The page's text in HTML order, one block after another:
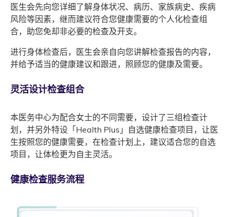
医生会先向您详细了解身体状况、病历、家族病史、疾病
风险等因素，继而建议符合您健康需要的个人化检查组
合，助您免却非必要的检查及开支。
进行身体检查后，医生会亲自向您讲解检查报告的内容，
并给予适当的健康建议和跟进，照顾您的健康及需要。
灵活设计检查组合
本医务中心为配合女士的不同需要，设计了三组检查计
划，并另外特设「Health Plus」自选健康检查项目，让医
生按照您的健康需要，在检查计划上，建议适合您的自选
项目，让体检更为自主灵活。
健康检查服务流程